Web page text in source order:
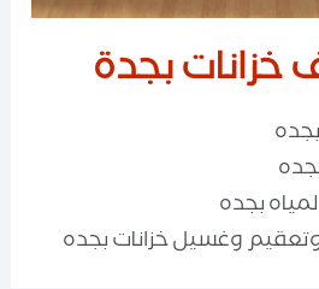
بجدة
بجده
وغسيل خزانات بجده